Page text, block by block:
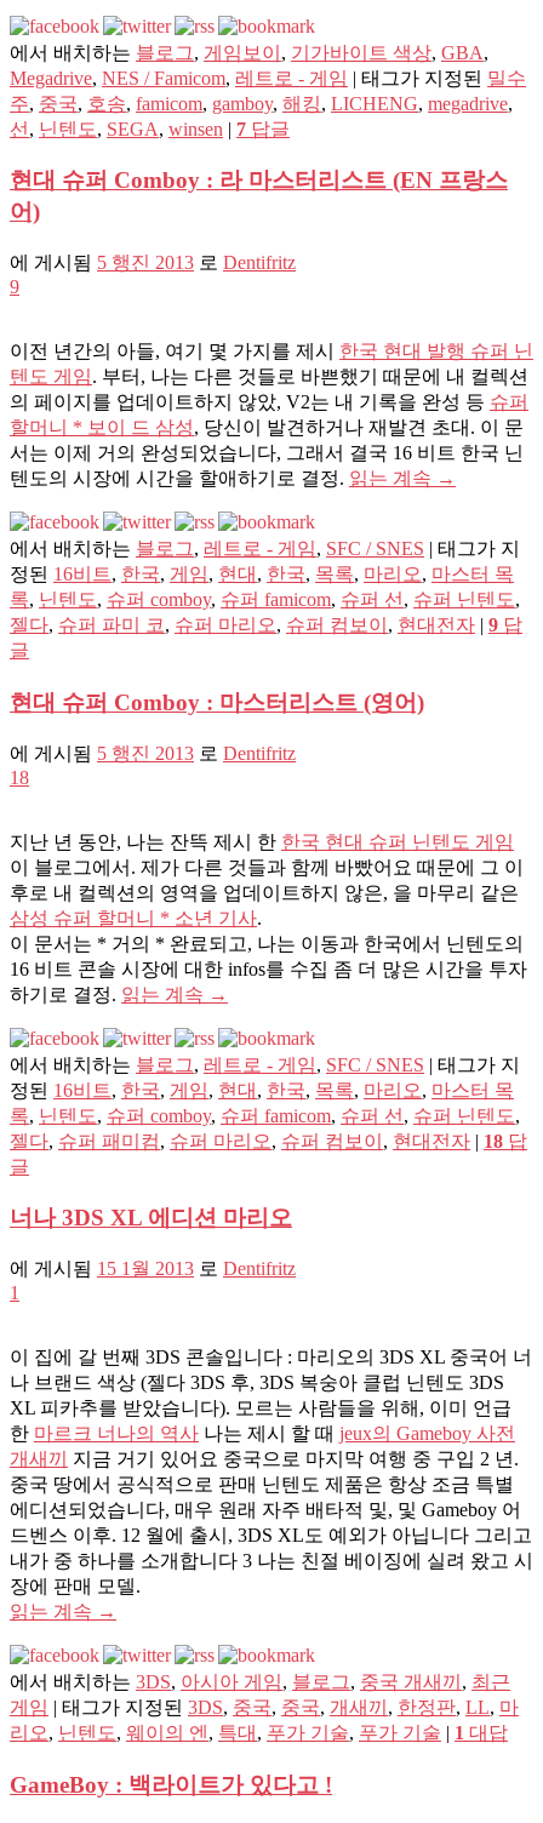
에서 배치하는 블로그, 게임보이 , 기가바이트 색상, GBA,
Megadrive, NES / Famicom, 레트로 - 게임 | 태그가 지정된 밀수
주, 중국, 호송, famicom, gamboy, 해킹, LICHENG, megadrive,
선 , 닌텐도, SEGA, winsen | 7 답글
현대 슈퍼 Comboy : 라 마스터리스트 (EN 프랑스
어)
에 게시됨 5 행진 2013 로 Dentifritz
9
이전 년간의 아들, 여기 몇 가지를 제시 한국 현대 발행 슈퍼 닌
텐도 게임. 부터, 나는 다른 것들로 바쁜했기 때문에 내 컬렉션
의 페이지를 업데이트하지 않았, V2는 내 기록을 완성 등 슈퍼
할머니 * 보이 드 삼성, 당신이 발견하거나 재발견 초대. 이 문
서는 이제 거의 완성되었습니다, 그래서 결국 16 비트 한국 닌
텐도의 시장에 시간을 할애하기로 결정. 읽는 계속 →
에서 배치하는 블로그, 레트로 - 게임, SFC / SNES | 태그가 지
정된 16비트 , 한국, 게임, 현대 , 한국, 목록, 마리오, 마스터 목
록, 닌텐도, 슈퍼 comboy, 슈퍼 famicom, 슈퍼 선 , 슈퍼 닌텐도,
젤다, 슈퍼 파미 코, 슈퍼 마리오, 슈퍼 컴보이 , 현대전자 | 9 답
글
현대 슈퍼 Comboy : 마스터리스트 (영어)
에 게시됨 5 행진 2013 로 Dentifritz
18
지난 년 동안, 나는 잔뜩 제시 한 한국 현대 슈퍼 닌텐도 게임
이 블로그에서. 제가 다른 것들과 함께 바빴어요 때문에 그 이
후로 내 컬렉션의 영역을 업데이트하지 않은, 을 마무리 같은
삼성 슈퍼 할머니 * 소년 기사.
이 문서는 * 거의 * 완료되고, 나는 이동과 한국에서 닌텐도의
16 비트 콘솔 시장에 대한 infos를 수집 좀 더 많은 시간을 투자
하기로 결정. 읽는 계속 →
에서 배치하는 블로그, 레트로 - 게임, SFC / SNES | 태그가 지
정된 16비트 , 한국, 게임, 현대 , 한국, 목록, 마리오, 마스터 목
록, 닌텐도, 슈퍼 comboy, 슈퍼 famicom, 슈퍼 선 , 슈퍼 닌텐도,
젤다, 슈퍼 패미컴, 슈퍼 마리오, 슈퍼 컴보이 , 현대전자 | 18 답
글
너나 3DS XL 에디션 마리오
에 게시됨 15 1월 2013 로 Dentifritz
1
이 집에 갈 번째 3DS 콘솔입니다 : 마리오의 3DS XL 중국어 너
나 브랜드 색상 (젤다 3DS 후, 3DS 복숭아 클럽 닌텐도 3DS
XL 피카추를 받았습니다). 모르는 사람들을 위해, 이미 언급
한 마르크 너나의 역사 나는 제시 할 때 jeux의 Gameboy 사전
개새끼
지금 거기 있어요 중국으로 마지막 여행 중 구입 2 년.
중국 땅에서 공식적으로 판매 닌텐도 제품은 항상 조금 특별
에디션되었습니다, 매우 원래 자주 배타적 및, 및 Gameboy 어
드벤스 이후. 12 월에 출시, 3DS XL도 예외가 아닙니다 그리고
내가 중 하나를 소개합니다 3 나는 친절 베이징에 실려 왔고 시
장에 판매 모델.
읽는 계속 →
에서 배치하는 3DS, 아시아 게임, 블로그, 중국 개새끼 , 최근
게임 | 태그가 지정된 3DS, 중국, 중국, 개새끼 , 한정판, LL, 마
리오, 닌텐도, 웨이의 엔 , 특대 , 푸가 기술, 푸가 기술 | 1 대답
GameBoy : 백라이트가 있다고 !